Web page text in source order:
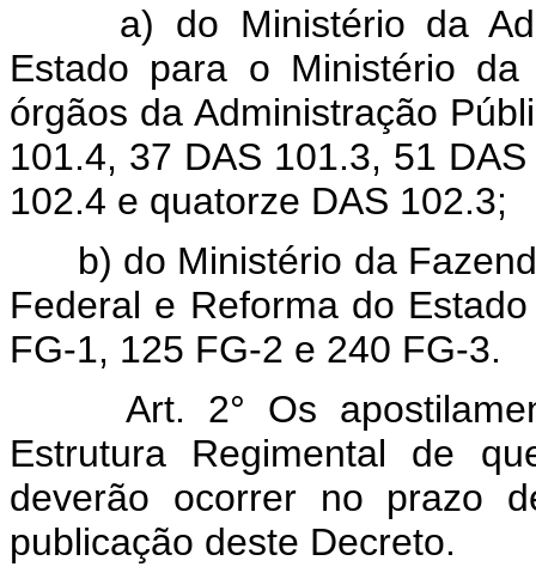
a) do Ministério da
Estado para o Ministério
órgãos da Administração
101.4, 37 DAS 101.3, 51
102.4 e quatorze DAS 102.3;
b) do Ministério da
Federal e Reforma do
FG-1, 125 FG-2 e 240 FG-3.
Art. 2° Os
Estrutura Regimental de
deverão ocorrer no prazo
publicação deste Decreto.